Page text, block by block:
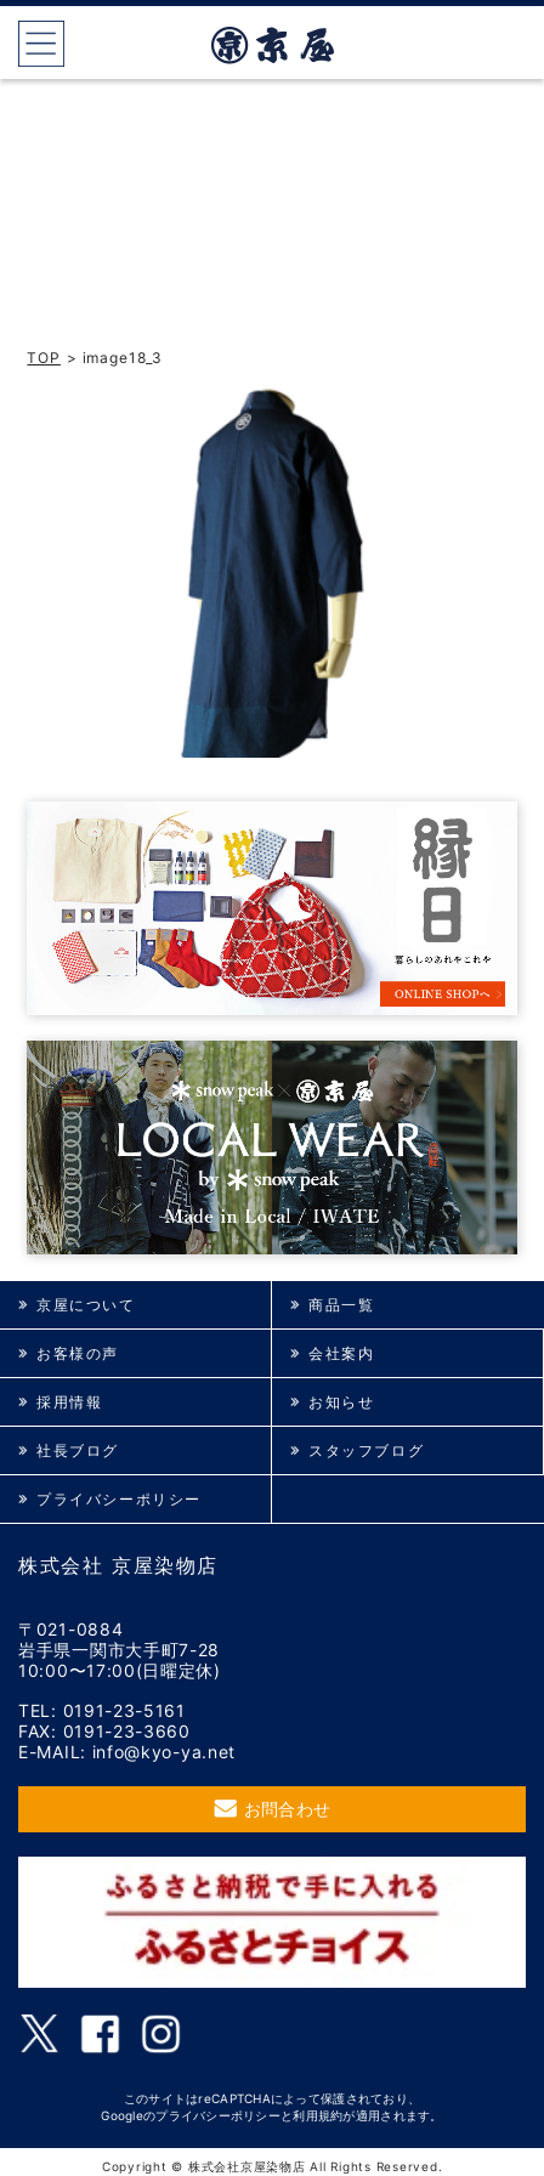
TOP > image18_3
株式会社 京屋染物店
〒021-0884
岩手県一関市大手町7-28
10:00〜17:00(日曜定休)
TEL: 0191-23-5161
FAX: 0191-23-3660
E-MAIL: info@kyo-ya.net
お問合わせ
京屋について 商品一覧
お客様の声 会社案内
採用情報 お知らせ
社長ブログ スタッフブログ
プライバシーポリシー
このサイトはreCAPTCHAによって保護されており、
Googleのプライバシーポリシー と利用規約が適用されます。
Copyright © 株式会社京屋染物店 All Rights Reserved.